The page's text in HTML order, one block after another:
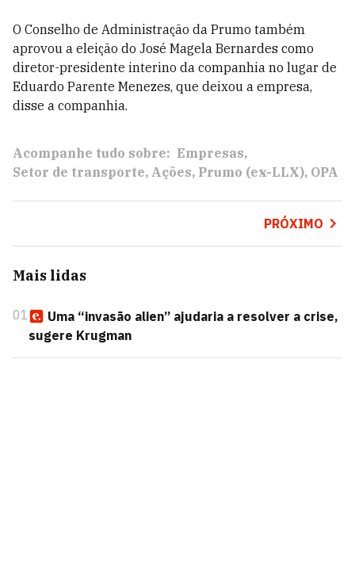
O Conselho de Administração da Prumo também
aprovou a eleição do José Magela Bernardes como
diretor-presidente interino da companhia no lugar de
Eduardo Parente Menezes, que deixou a empresa,
disse a companhia.
Acompanhe tudo sobre: Empresas
Setor de transporte Ações Prumo (ex-LLX) OPA
PRÓXIMO
Mais lidas
01
Uma “invasão alien” ajudaria a resolver a crise,
sugere Krugman